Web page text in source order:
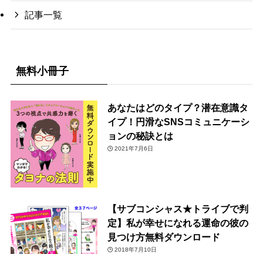
記事一覧
無料小冊子
あなたはどのタイプ？潜在意識タ
イプ！円滑なSNSコミュニケーシ
ョンの秘訣とは
2021年7月6日
【サブコンシャス★トライブで判
定】私が幸せになれる運命の彼の
見つけ方無料ダウンロード
2018年7月10日